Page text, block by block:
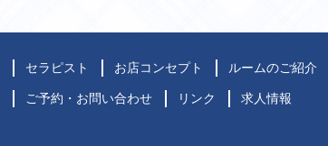
セラピスト お店コンセプト ルームのご紹介
ご予約・お問い合わせ リンク 求人情報